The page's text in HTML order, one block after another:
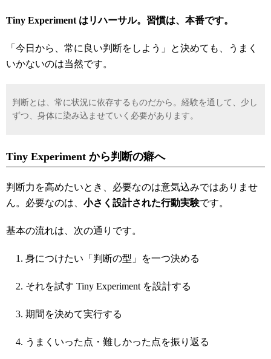
Tiny Experiment はリハーサル。習慣は、本番です。
「今日から、常に良い判断をしよう」と決めても、うまく
いかないのは当然です。
判断とは、常に状況に依存するものだから。経験を通して、少し
ずつ、身体に染み込ませていく必要があります。
Tiny Experiment から判断の癖へ
判断力を高めたいとき、必要なのは意気込みではありませ
ん。必要なのは、 小さく設計された行動実験です。
基本の流れは、次の通りです。
身につけたい「判断の型」を一つ決める
それを試す Tiny Experiment を設計する
期間を決めて実行する
うまくいった点・難しかった点を振り返る